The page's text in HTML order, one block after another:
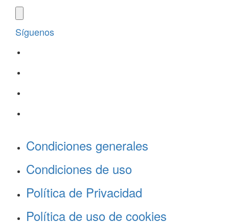
Síguenos
Condiciones generales
Condiciones de uso
Política de Privacidad
Política de uso de cookies